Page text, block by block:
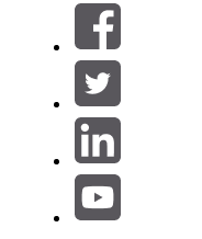
Filtre (0)
VELG FILTRE
Produktområde